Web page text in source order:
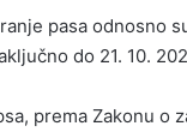
pasa odnosno
do 21. 10.
prema Zakonu o